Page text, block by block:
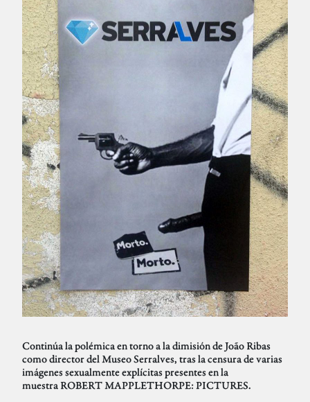
Continúa la polémica en torno a la dimisión de João Ribas
como director del Museo Serralves, tras la censura de varias
imágenes sexualmente explícitas presentes en la
muestra ROBERT MAPPLETHORPE: PICTURES.